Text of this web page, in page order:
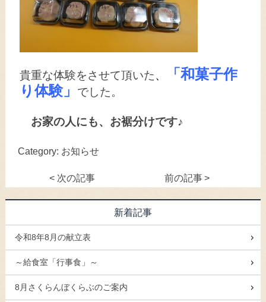
貴重な体験をさせて頂いた、
「和菓子作
り体験」
でした。
お家の人にも、お裾分けです♪
Category: お知らせ
< 次の記事 前の記事 >
新着記事
令和8年8月の献立表
～給食室「行事食」～
8月さくらんぼくらぶのご案内